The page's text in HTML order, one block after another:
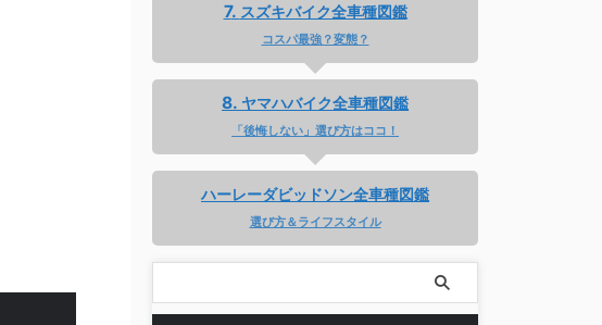
スズキバイク全車種図鑑
コスパ最強？変態？
ヤマハバイク全車種図鑑
「後悔しない」選び方はココ！
ハーレーダビッドソン全車種図鑑
選び方＆ライフスタイル